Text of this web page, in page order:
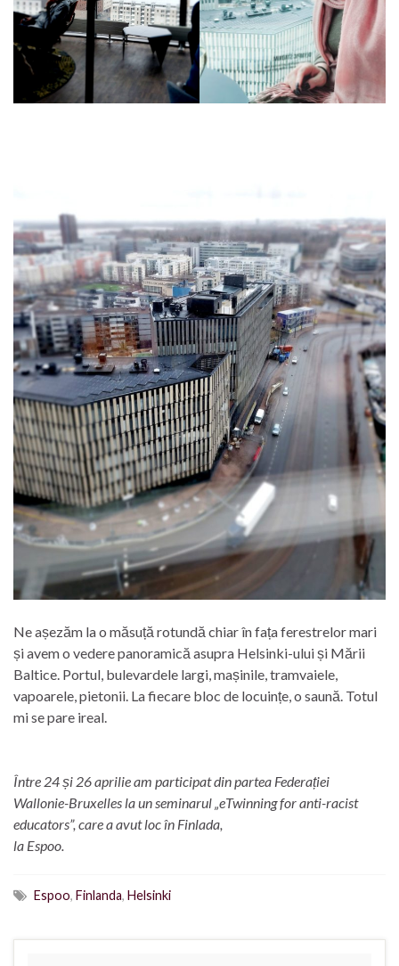
Ne așezăm la o măsuță rotundă chiar în fața ferestrelor mari
și avem o vedere panoramică asupra Helsinki-ului și Mării
Baltice. Portul, bulevardele largi, mașinile, tramvaiele,
vapoarele, pietonii. La fiecare bloc de locuințe, o saună. Totul
mi se pare ireal.
Între 24 și 26 aprilie am participat din partea Federației
Wallonie-Bruxelles la un seminarul „eTwinning for anti-racist
educators”, care a avut loc în Finlada,
la Espoo.
Espoo, Finlanda, Helsinki